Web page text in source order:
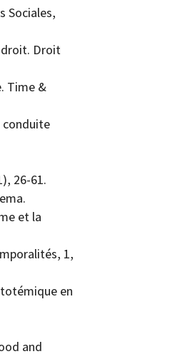
Sociales,
droit. Droit
Time &
conduite
26-61.
et la
1,
en
and